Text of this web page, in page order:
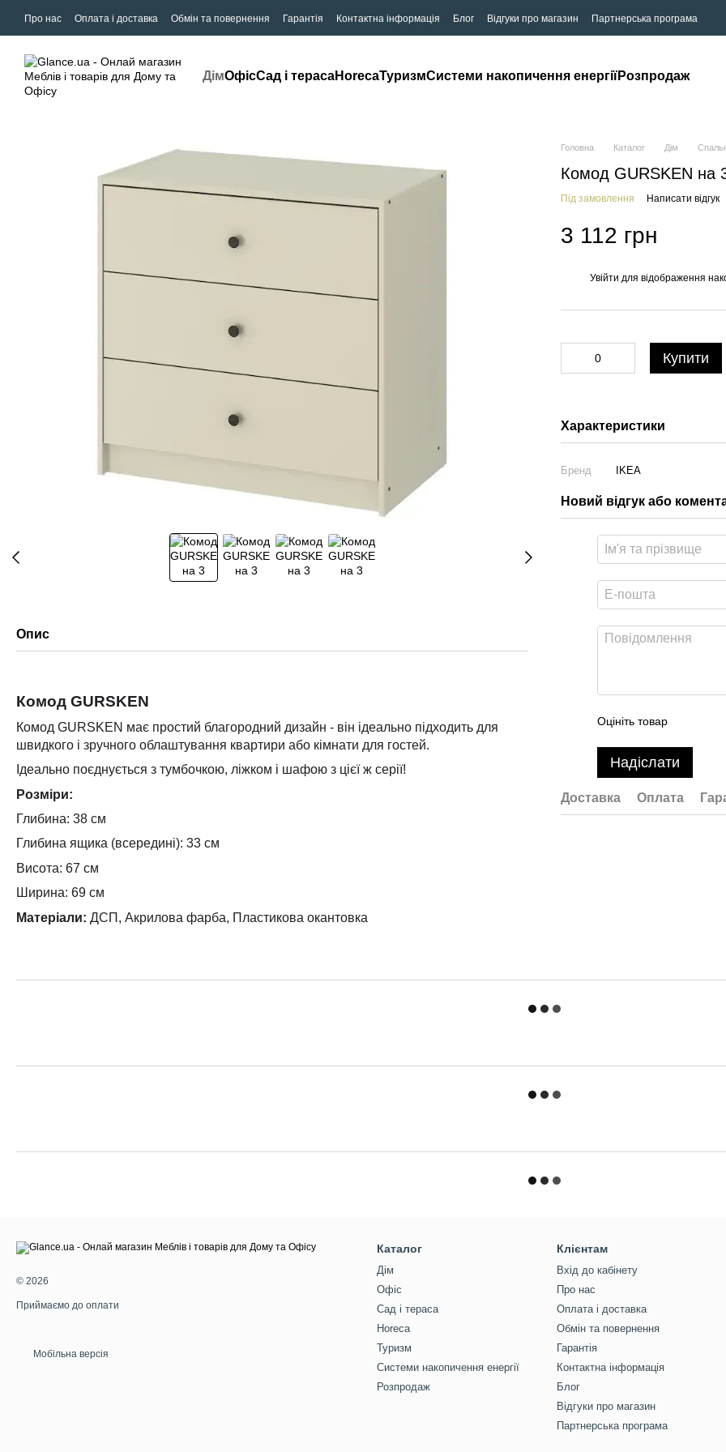
Про нас Оплата і доставка Обмін та повернення Гарантія Контактна інформація Блог Відгуки про магазин Партнерська програма
ДімОфісСад і терасаHorecaТуризмСистеми накопичення енергіїРозпродаж
Опис
Комод GURSKEN
Комод GURSKEN має простий благородний дизайн - він ідеально підходить для
швидкого і зручного облаштування квартири або кімнати для гостей.
Ідеально поєднується з тумбочкою, ліжком і шафою з цієї ж серії!
Розміри:
Глибина: 38 см
Глибина ящика (всередині): 33 см
Висота: 67 см
Ширина: 69 см
Матеріали: ДСП, Акрилова фарба, Пластикова окантовка
Головна Каталог Дім
Комод GURSKEN на
Під замовлення Написати відгук
3 112 грн
Увійти для відображення
Купити
Характеристики
Бренд IKEA
Новий відгук або
Оцініть товар
Надіслати
Доставка Оплата
© 2026
Приймаємо до оплати
Мобільна версія
Каталог
Дім
Офіс
Сад і тераса
Horeca
Туризм
Системи накопичення енергії
Розпродаж
Клієнтам
Вхід до кабінету
Про нас
Оплата і доставка
Обмін та повернення
Гарантія
Контактна інформація
Блог
Відгуки про магазин
Партнерська програма